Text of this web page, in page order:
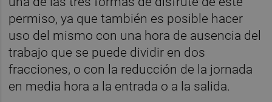
permiso, ya que también es posible hacer
uso del mismo con una hora de ausencia del
trabajo que se puede dividir en dos
fracciones, o con la reducción de la jornada
en media hora a la entrada o a la salida.